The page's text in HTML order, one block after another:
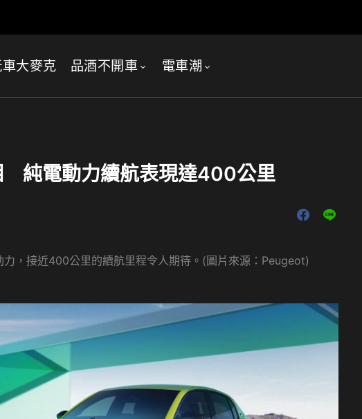
大麥克 品酒不開車 電車潮
純電動力續航表現達400公里
，接近400公里的續航里程令人期待。(圖片來源：Peugeot)